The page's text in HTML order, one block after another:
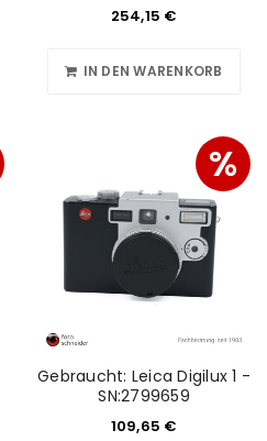
254,15 €
IN DEN WARENKORB
%
Gebraucht: Leica Digilux 1 -
SN:2799659
109,65 €